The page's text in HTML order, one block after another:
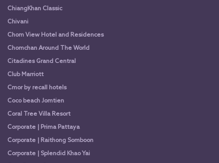
ChiangKhan Classic
Chivani
Chom View Hotel and Residences
Chomchan Around The World
Citadines Grand Central
Club Marriott
Cmor by recall hotels
Coco beach Jomtien
Coral Tree Villa Resort
Corporate | Prima Pattaya
Corporate | Raithong Somboon
Corporate | Splendid Khao Yai